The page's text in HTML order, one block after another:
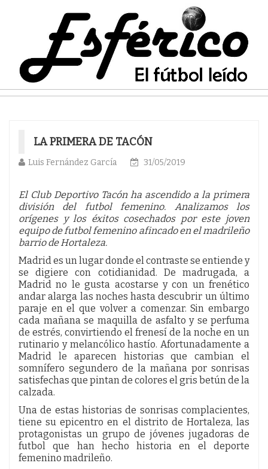
LA PRIMERA DE TACÓN
Luis Fernández García 31/05/2019
El Club Deportivo Tacón ha ascendido a la primera
división del futbol femenino. Analizamos los
orígenes y los éxitos cosechados por este joven
equipo de futbol femenino afincado en el madrileño
barrio de Hortaleza.
Madrid es un lugar donde el contraste se entiende y
se digiere con cotidianidad. De madrugada, a
Madrid no le gusta acostarse y con un frenético
andar alarga las noches hasta descubrir un último
paraje en el que volver a comenzar. Sin embargo
cada mañana se maquilla de asfalto y se perfuma
de estrés, convirtiendo el frenesí de la noche en un
rutinario y melancólico hastío. Afortunadamente a
Madrid le aparecen historias que cambian el
somnífero segundero de la mañana por sonrisas
satisfechas que pintan de colores el gris betún de la
calzada.
Una de estas historias de sonrisas complacientes,
tiene su epicentro en el distrito de Hortaleza, las
protagonistas un grupo de jóvenes jugadoras de
futbol que han hecho historia en el deporte
femenino madrileño.